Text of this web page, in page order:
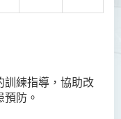
訓練指導，協助改
防。